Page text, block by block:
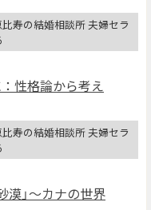
性格論から考え
寿の結婚相談所 夫婦セラ
漠」〜カナの世界
寿の結婚相談所 夫婦セラ